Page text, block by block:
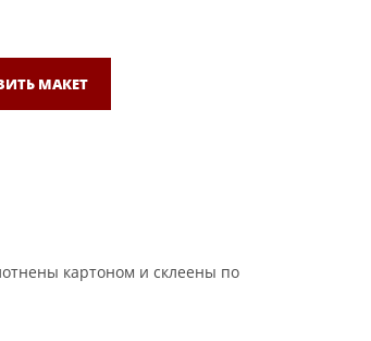
МАКЕТ
картоном и склеены по